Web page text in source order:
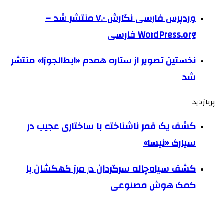
وردپرس فارسی نگارش ۷.۰ منتشر شد –
WordPress.org فارسی
نخستین تصویر از ستاره همدم «ابط‌الجوزا» منتشر
شد
پربازدید
کشف یک قمر ناشناخته با ساختاری عجیب در
سیارک «نیسا»
کشف سیاه‌چاله سرگردان در مرز کهکشان با
کمک هوش مصنوعی